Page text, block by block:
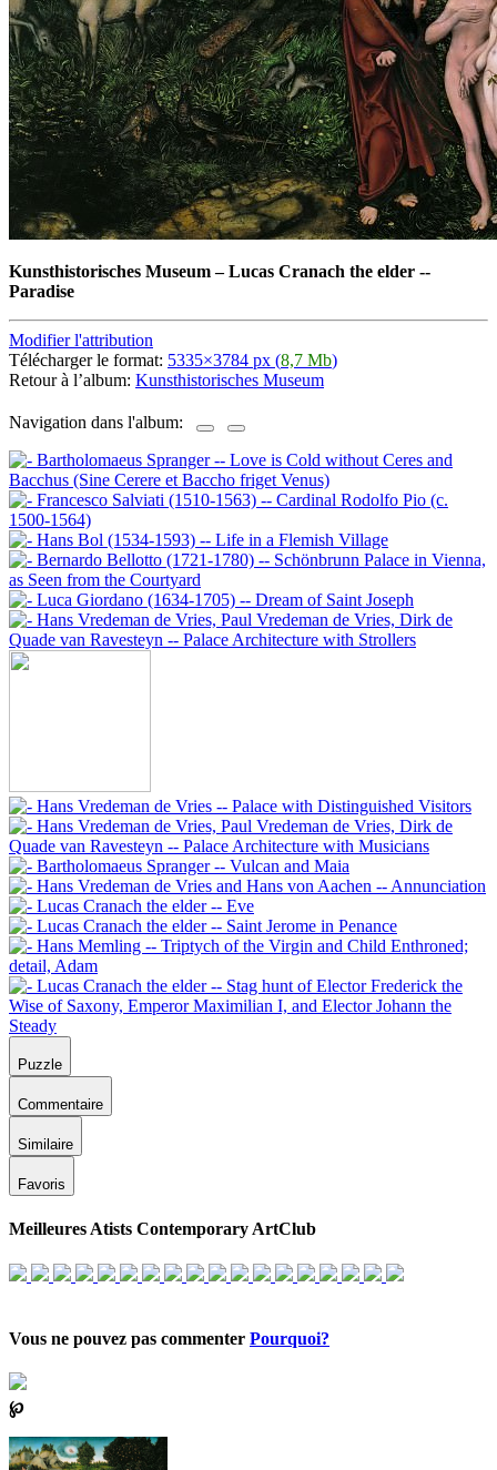
Kunsthistorisches Museum–Lucas Cranach the elder --
Paradise
Modifier l'attribution
Télécharger le format: 5335×3784 px (8,7 Mb)
Retour à l’album: Kunsthistorisches Museum
Navigation dans l'album:
Puzzle
Commentaire
Similaire
Favoris
Meilleures Atists Contemporary ArtClub
Vous ne pouvez pas commenter Pourquoi?
℘